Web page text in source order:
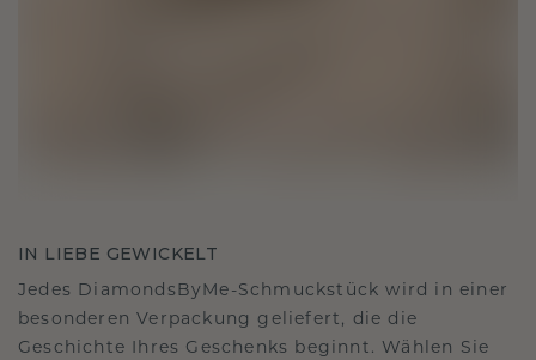
IN LIEBE GEWICKELT
Jedes DiamondsByMe-Schmuckstück wird in einer
besonderen Verpackung geliefert, die die
Geschichte Ihres Geschenks beginnt. Wählen Sie